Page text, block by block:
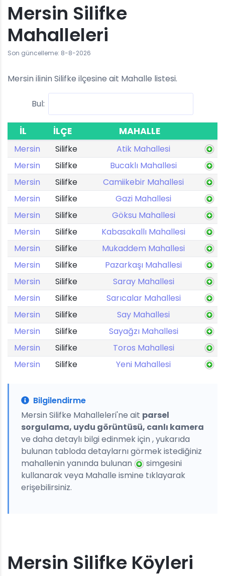
Mersin Silifke
Mahalleleri
Son güncelleme: 8-8-2026
Mersin ilinin Silifke ilçesine ait Mahalle listesi.
Bul:
İL İLÇE MAHALLE
Mersin Silifke
Atik Mahallesi
Mersin
Silifke
Bucaklı Mahallesi
Mersin
Silifke
Camiikebir Mahallesi
Mersin
Silifke
Gazi Mahallesi
Mersin
Silifke
Göksu Mahallesi
Mersin
Silifke
Kabasakallı Mahallesi
Mersin
Silifke
Mukaddem Mahallesi
Mersin
Silifke
Pazarkaşı Mahallesi
Mersin
Silifke
Saray Mahallesi
Mersin
Silifke
Sarıcalar Mahallesi
Mersin
Silifke
Say Mahallesi
Mersin
Silifke
Sayağzı Mahallesi
Mersin
Silifke
Toros Mahallesi
Mersin
Silifke Yeni Mahallesi
Bilgilendirme
Mersin Silifke Mahalleleri'ne ait parsel
sorgulama, uydu görüntüsü, canlı kamera
ve daha detaylı bilgi edinmek için , yukarıda
bulunan tabloda detaylarnı görmek istediğiniz
mahallenin yanında bulunan
simgesini
kullanarak veya Mahalle ismine tıklayarak
erişebilirsiniz.
Mersin Silifke Köyleri